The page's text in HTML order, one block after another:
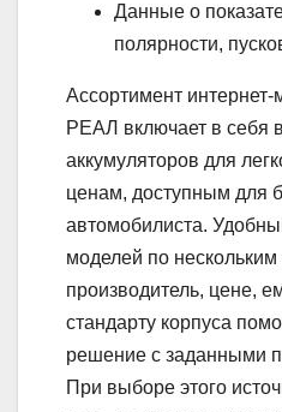
Данные о
полярности,
Ассортимент
РЕАЛ включает в себя
аккумуляторов для
ценам, доступным для
автомобилиста.
моделей по
производитель, цене,
стандарту корпуса
решение с заданными
При выборе этого